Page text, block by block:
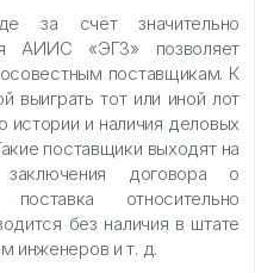
за счёт значительно
АИИС «ЭГЗ» позволяет
поставщикам. К
выиграть тот или иной лот
и наличия деловых
поставщики выходят на
договора о
поставка относительно
без наличия в штате
инженеров и т. д.